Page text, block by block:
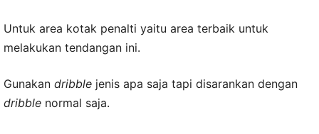
Untuk area kotak penalti yaitu area terbaik untuk
melakukan tendangan ini.
Gunakan dribble jenis apa saja tapi disarankan dengan
dribble normal saja.